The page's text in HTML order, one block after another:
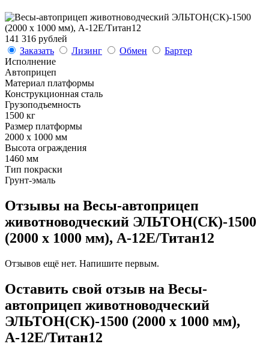
141 316 рублей
Заказать
Лизинг Обмен
Бартер
Исполнение
Автоприцеп
Материал платформы
Конструкционная сталь
Грузоподъемность
1500 кг
Размер платформы
2000 х 1000 мм
Высота ограждения
1460 мм
Тип покраски
Грунт-эмаль
Отзывы на Весы-автоприцеп
животноводческий ЭЛЬТОН(СК)-1500
(2000 х 1000 мм), А-12Е/Титан12
Отзывов ещё нет. Напишите первым.
Оставить свой отзыв на Весы-
автоприцеп животноводческий
ЭЛЬТОН(СК)-1500 (2000 х 1000 мм),
А-12Е/Титан12